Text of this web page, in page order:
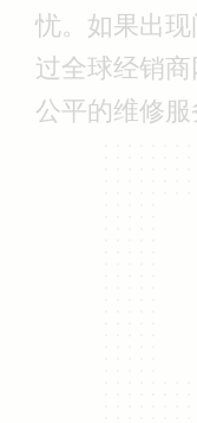
忧。如果出
过全球经销商
公平的维修服